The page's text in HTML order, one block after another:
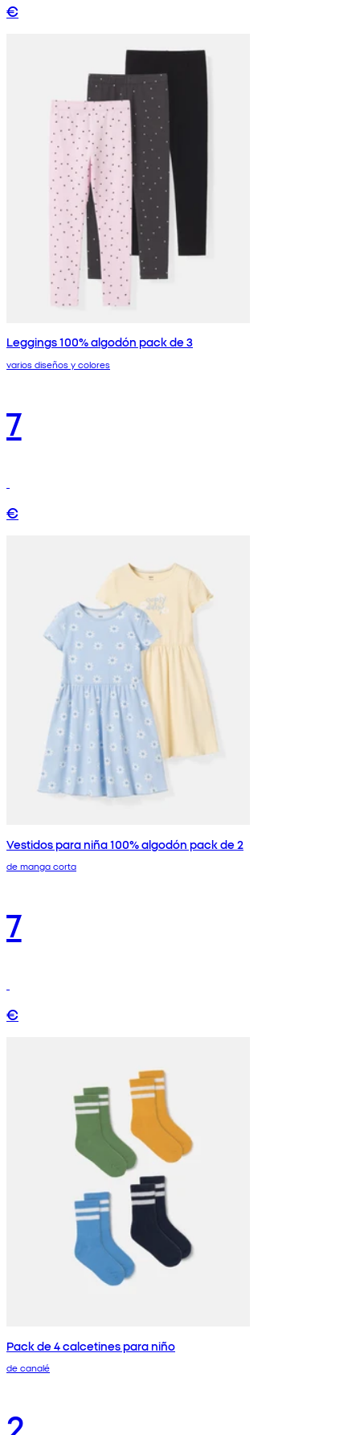
€
Leggings 100% algodón pack de 3
varios diseños y colores
7
€
Vestidos para niña 100% algodón pack de 2
de manga corta
7
€
Pack de 4 calcetines para niño
de canalé
2